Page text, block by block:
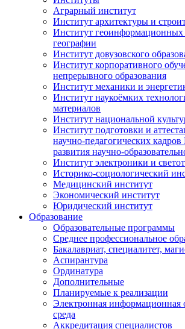
Аграрный институт
Институт архитектуры и
Институт геоинформационных
географии
Институт довузовского
Институт корпоративного
непрерывного образования
Институт механики и
Институт наукоёмких
материалов
Институт национальной
Институт подготовки и
научно-педагогических
развития научно-
Институт электроники и
Историко-социологический
Медицинский институт
Экономический институт
Юридический институт
Образование
Образовательные программы
Среднее профессиональное
Бакалавриат, специалитет,
Аспирантура
Ординатура
Дополнительные
Планируемые к реализации
Электронная информационная
среда
Аккредитация специалистов